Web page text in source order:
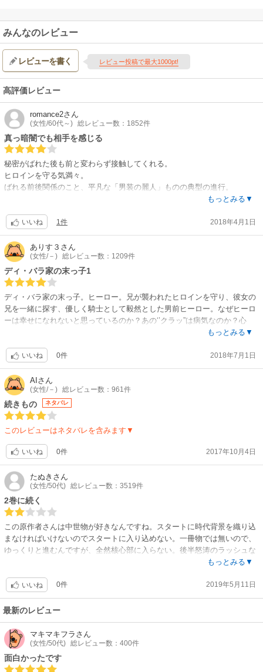
みんなのレビュー
レビューを書く レビュー投稿で最大1000pt!
高評価レビュー
romance2さん
(女性/60代～) 総レビュー数：1852件
真っ暗闇でも相手を感じる
秘密がばれた後も前と変わらず接触してくれる。
ヒロインを守る気満々。
ばれる前後関係のこと、平凡な「男装の麗人」ものの典型の進行。
ただし、女とわかったときの彼の嬉しさは強大。しかもリアクションがベ
比較的早期に男装がバレてある意味そこが片付いてからも、彼の病に冒さ
れている姿は思い出したように時折顔を出し、謎の方は次巻へ持ち越され
る。懸念材料は発火を待つ爆弾のようという、ちょっとニクイ展開。
三人旅はなかなかいい感じで、まとまりが良い。従者の人柄があたたか
い。
サスペンスのために共に何かに立ち向かう構図、ましてエミリーが女であ
るとの意識なく来た彼との間では尚更ラブは薄い。
もっとみる▼
いいね 1件 2018年4月1日
ありす３ さん
(女性/－) 総レビュー数：1209件
ディ・バラ家の末っ子1
ディ・バラ家の末っ子。ヒーロー。兄が襲われたヒロインを守り、彼女の
兄を一緒に探す、優しく騎士として毅然とした男前ヒーロー。なぜヒーロ
ーは幸せになれないと思っているのか？あの‘’クラッ”は病気なのか？心
配。ってところで１巻は終了。いよいよシリーズ最後の２巻へ。わくわ
もっとみる▼
いいね 0件 2018年7月1日
AI さん
(女性/－) 総レビュー数：961件
続きもの ネタバレ
このレビューはネタバレを含みます▼
いいね 0件 2017年10月4日
たぬき さん
(女性/50代) 総レビュー数：3519件
2巻に続く
この原作者さんは中世物が好きなんですね。スタートに時代背景を織り込
まなければいけないのでスタートに入り込めない。一冊物では無いので、
ゆっくりと進むんですが、全然核心部に入らない。後半怒涛のラッシュな
もっとみる▼
いいね 0件 2019年5月11日
最新のレビュー
マキマキフラ さん
(女性/50代) 総レビュー数：400件
面白かったです